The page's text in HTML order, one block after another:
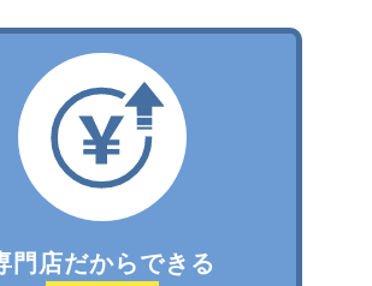
門店だからできる